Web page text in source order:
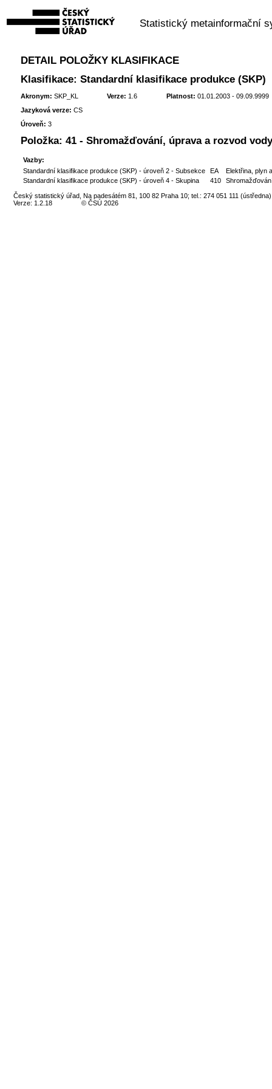
Statistický metainformační
DETAIL POLOŽKY KLASIFIKACE
Klasifikace: Standardní klasifikace produkce (SKP)
Akronym: SKP_KL Verze: 1.6 Platnost: 01.01.2003 - 09.09.9999
Jazyková verze: CS
Úroveň: 3
Položka: 41 - Shromažďování, úprava a rozvod vody
Vazby:
Standardní klasifikace produkce (SKP) - úroveň 2 - Subsekce
EA
Elektřina, plyn
Standardní klasifikace produkce (SKP) - úroveň 4 - Skupina
410
Český statistický úřad, Na padesátém 81, 100 82 Praha 10; tel.: 274 051 111 (ústředna)
Verze: 1.2.18
© ČSÚ 2026